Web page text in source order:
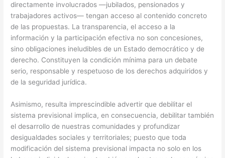
directamente involucrados —jubilados, pensionados y
trabajadores activos— tengan acceso al contenido concreto
de las propuestas. La transparencia, el acceso a la
información y la participación efectiva no son concesiones,
sino obligaciones ineludibles de un Estado democrático y de
derecho. Constituyen la condición mínima para un debate
serio, responsable y respetuoso de los derechos adquiridos y
de la seguridad jurídica.
Asimismo, resulta imprescindible advertir que debilitar el
sistema previsional implica, en consecuencia, debilitar también
el desarrollo de nuestras comunidades y profundizar
desigualdades sociales y territoriales; puesto que toda
modificación del sistema previsional impacta no solo en los